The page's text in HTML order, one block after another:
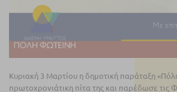
Κυριακή 3 Μαρτίου η δημοτική παράταξη
πρωτοχρονιάτικη πίτα της και παρέδωσε τις